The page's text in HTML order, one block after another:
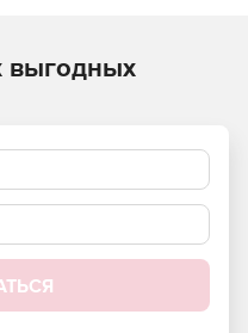
инструментом
систем –
теплонасосов,
элементов и др.
средствами MathWorks,
алгоритмов и
моделирования.
выгодных